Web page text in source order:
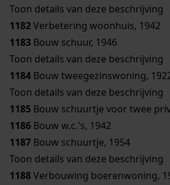
Toon details van deze beschrijving
1182Verbetering woonhuis, 1942
1183 Bouw schuur, 1946
Toon details van deze beschrijving
1184 Bouw tweegezinswoning,
Toon details van deze beschrijving
1185 Bouw schuurtje voor twee
1186 Bouw w.c.'s, 1942
1187 Bouw schuurtje, 1954
Toon details van deze beschrijving
1188Verbouwing boerenwoning,